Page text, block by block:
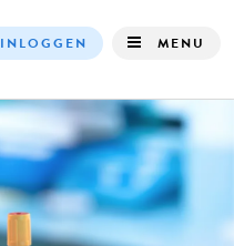
navigation
INLOGGEN MENU